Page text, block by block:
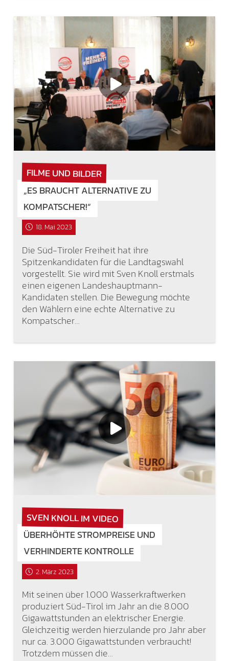
FILME UND BILDER
„ES BRAUCHT ALTERNATIVE ZU
KOMPATSCHER!“
18. Mai 2023
Die Süd-Tiroler Freiheit hat ihre
Spitzenkandidaten für die Landtagswahl
vorgestellt. Sie wird mit Sven Knoll erstmals
einen eigenen Landeshauptmann-
Kandidaten stellen. Die Bewegung möchte
den Wählern eine echte Alternative zu
Kompatscher…
SVEN KNOLL IM VIDEO
ÜBERHÖHTE STROMPREISE UND
VERHINDERTE KONTROLLE
2. März 2023
Mit seinen über 1.000 Wasserkraftwerken
produziert Süd-Tirol im Jahr an die 8.000
Gigawattstunden an elektrischer Energie.
Gleichzeitig werden hierzulande pro Jahr aber
nur ca. 3.000 Gigawattstunden verbraucht!
Trotzdem müssen die…